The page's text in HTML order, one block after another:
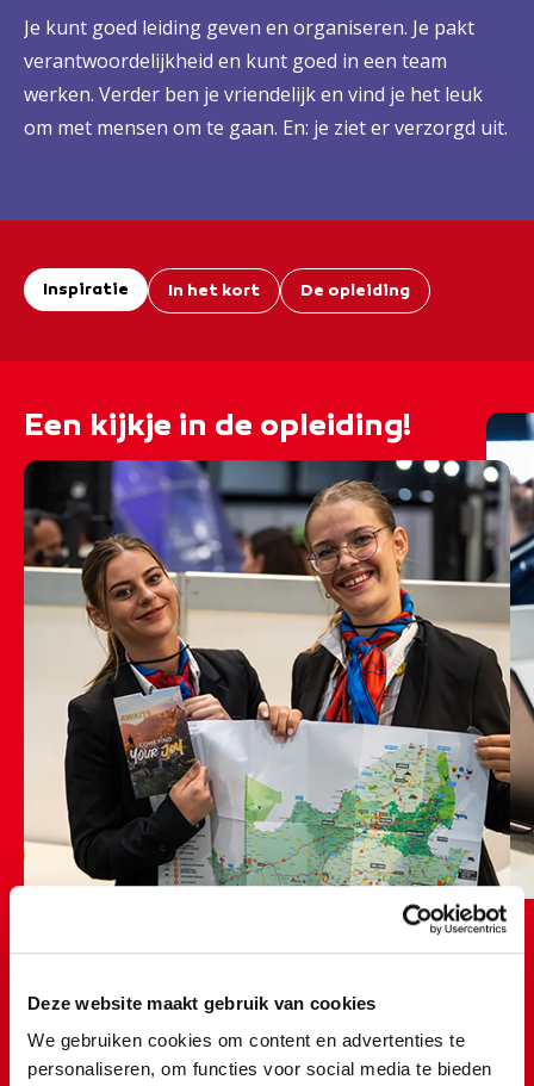
Deze website maakt gebruik van cookies
We gebruiken cookies om content en advertenties te
personaliseren, om functies voor social media te bieden
Je kunt goed leiding geven en organiseren. Je pakt
verantwoordelijkheid en kunt goed in een team
werken. Verder ben je vriendelijk en vind je het leuk
om met mensen om te gaan. En: je ziet er verzorgd uit.
Inspiratie In het kort De opleiding
Een kijkje in de opleiding!
Van organiseren tot uitvoeren... Alles komt
voorbij!